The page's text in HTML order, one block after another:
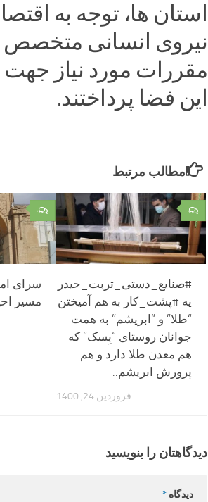
استان ها، توجه به
نیروی انسانی متخصص
مقررات مورد نیاز
این فضا پرداختند.
مطالب مرتبط
۰
سرای
مسیر
۰
#صنایع_دستی_تربت_حیدر
یه #پشت_کار به هم آمیختن
“طلا” و “ابریشم” به همت
جوانان روستای “بِسک” که
هم معدن طلا دارد و هم
پرورش ابریشم..
فروردین 24, 1400
دیدگاهتان را بنویسید
دیدگاه *